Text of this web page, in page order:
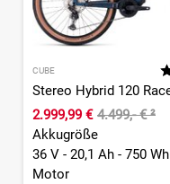
CUBE
2.999,99 € 4.499,- €²
Akkugröße
36 V - 20,1 Ah - 750 Wh
Motor